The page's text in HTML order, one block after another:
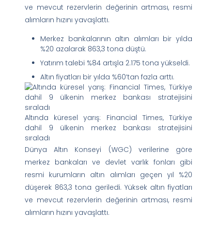
ve mevcut rezervlerin değerinin artması, resmi
alımların hızını yavaşlattı.
Merkez bankalarının altın alımları bir yılda
%20 azalarak 863,3 tona düştü.
Yatırım talebi %84 artışla 2.175 tona yükseldi.
Altın fiyatları bir yılda %60’tan fazla arttı.
Altında küresel yarış: Financial Times, Türkiye
dahil 9 ülkenin merkez bankası stratejisini
sıraladı
Dünya Altın Konseyi (WGC) verilerine göre
merkez bankaları ve devlet varlık fonları gibi
resmi kurumların altın alımları geçen yıl %20
düşerek 863,3 tona geriledi. Yüksek altın fiyatları
ve mevcut rezervlerin değerinin artması, resmi
alımların hızını yavaşlattı.